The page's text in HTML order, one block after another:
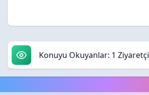
Konuyu Okuyanlar: 1 Ziyaretçi